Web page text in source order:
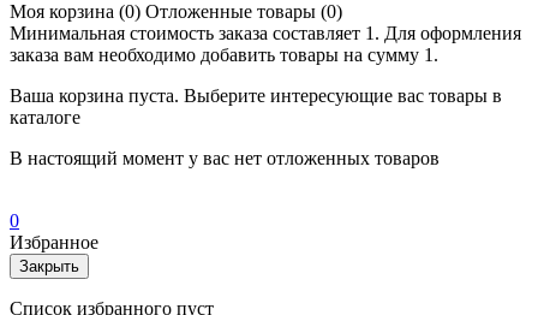
Моя корзина (0) Отложенные товары (0)
Минимальная стоимость заказа составляет 1. Для оформления
заказа вам необходимо добавить товары на сумму 1.
Ваша корзина пуста. Выберите интересующие вас товары в
каталоге
В настоящий момент у вас нет отложенных товаров
0
Избранное
Закрыть
Список избранного пуст